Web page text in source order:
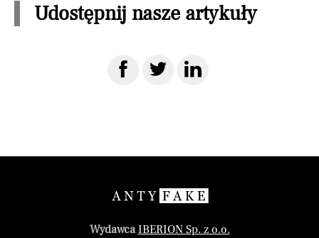
Udostępnij nasze artykuły
WydawcaIBERION Sp. z o.o.